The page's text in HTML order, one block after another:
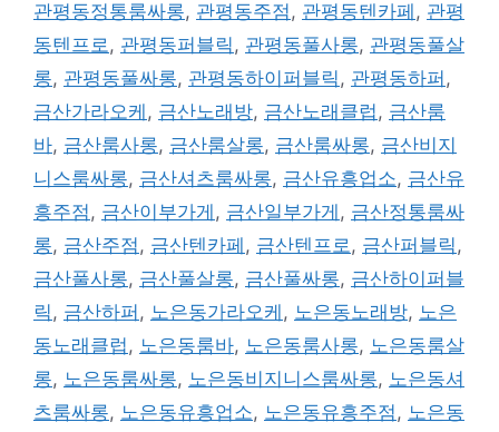
관평동정통룸싸롱, 관평동주점 , 관평동텐카페 , 관평
동텐프로 , 관평동퍼블릭 , 관평동풀사롱, 관평동풀살
롱, 관평동풀싸롱, 관평동하이퍼블릭 , 관평동하퍼 ,
금산가라오케 , 금산노래방, 금산노래클럽 , 금산룸
바, 금산룸사롱, 금산룸살롱, 금산룸싸롱, 금산비지
니스룸싸롱, 금산셔츠룸싸롱, 금산유흥업소, 금산유
흥주점 , 금산이부가게 , 금산일부가게 , 금산정통룸싸
롱, 금산주점 , 금산텐카페 , 금산텐프로 , 금산퍼블릭 ,
금산풀사롱, 금산풀살롱, 금산풀싸롱, 금산하이퍼블
릭 , 금산하퍼 , 노은동가라오케 , 노은동노래방, 노은
동노래클럽 , 노은동룸바, 노은동룸사롱, 노은동룸살
롱, 노은동룸싸롱, 노은동비지니스룸싸롱, 노은동셔
츠룸싸롱, 노은동유흥업소, 노은동유흥주점 , 노은동